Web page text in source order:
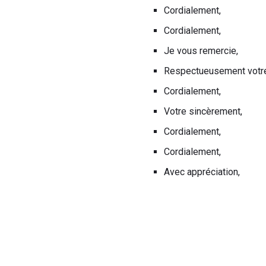
Cordialement,
Cordialement,
Je vous remercie,
Respectueusement
Cordialement,
Votre sincèrement,
Cordialement,
Cordialement,
Avec appréciation,